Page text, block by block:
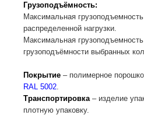
Грузоподъёмность:
Максимальная
распределенной нагрузки.
Максимальная
грузоподъёмности выбранных
Покрытие – полимерное
RAL 5002.
Транспортировка– изделие
плотную упаковку.